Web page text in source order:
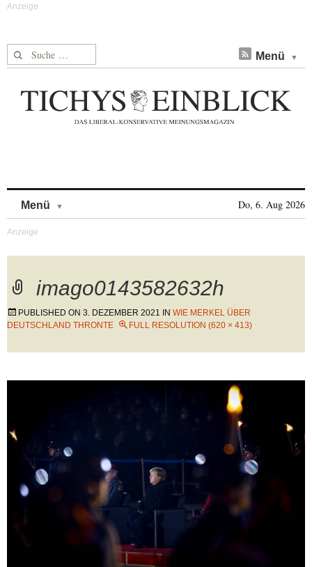
Suche nach: Menü
Menü Do, 6. Aug 2026
imago0143582632h
PUBLISHED ON 3. DEZEMBER 2021 IN WIE MERKEL ÜBER
DEUTSCHLAND THRONTE
FULL RESOLUTION (620 × 413)